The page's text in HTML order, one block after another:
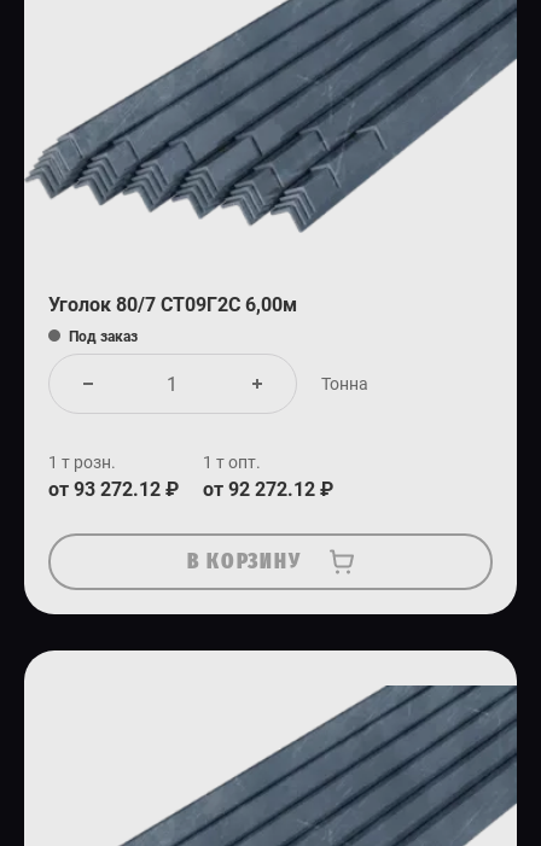
Уголок 80/7 СТ09Г2С 6,00м
Под заказ
Тонна
1 т розн.
от 93 272.12 ₽
1 т опт.
от 92 272.12 ₽
В КОРЗИНУ